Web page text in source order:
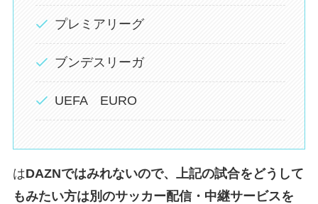
プレミアリーグ
ブンデスリーガ
UEFA EURO
はDAZNではみれないので、上記の試合をどうして
もみたい方は別のサッカー配信・中継サービスを